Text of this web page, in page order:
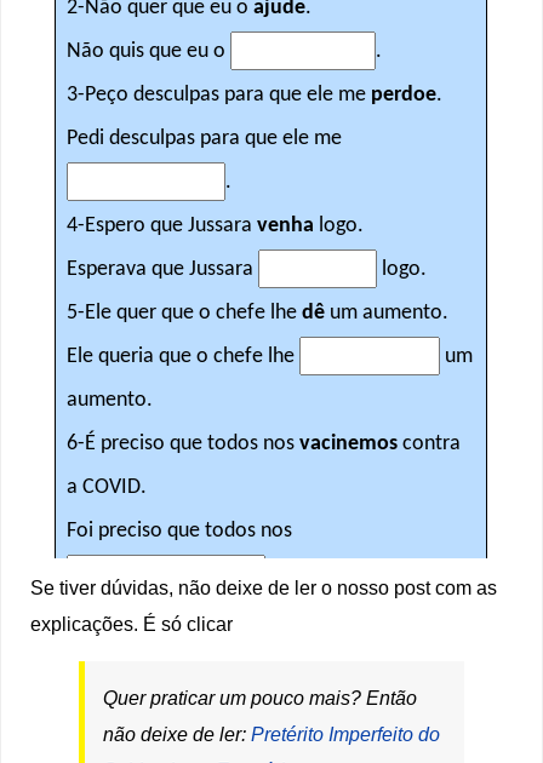
Se tiver dúvidas, não deixe de ler o nosso post com as
explicações. É só clicar
Quer praticar um pouco mais? Então
não deixe de ler:Pretérito Imperfeito do